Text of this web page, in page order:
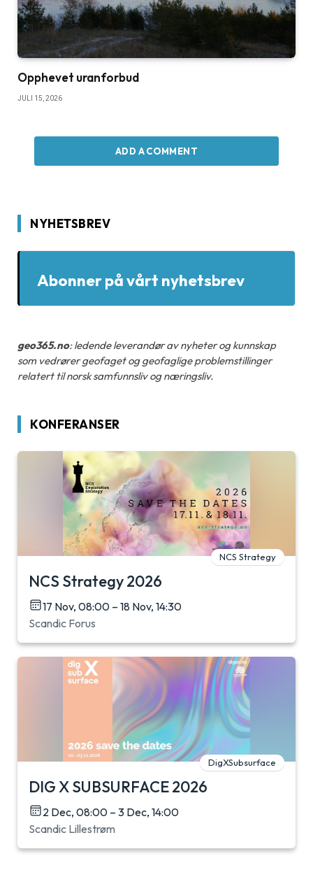
Opphevet uranforbud
JULI 15, 2026
ADD A COMMENT
NYHETSBREV
Abonner på vårt nyhetsbrev
geo365.no: ledende leverandør av nyheter og kunnskap
som vedrører geofaget og geofaglige problemstillinger
relatert til norsk samfunnsliv og næringsliv.
KONFERANSER
NCS Strategy
NCS Strategy 2026
17 Nov, 08:00 – 18 Nov, 14:30
Scandic Forus
DigXSubsurface
DIG X SUBSURFACE 2026
2 Dec, 08:00 – 3 Dec, 14:00
Scandic Lillestrøm